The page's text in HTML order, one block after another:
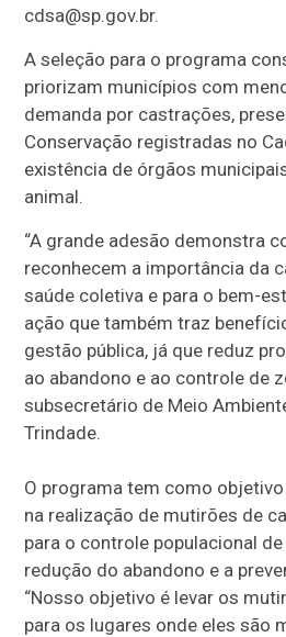
cdsa@sp.gov.br.
A seleção para o programa
priorizam municípios com
demanda por castrações,
Conservação registradas no
existência de órgãos
animal.
“A grande adesão demonstra
reconhecem a importância da
saúde coletiva e para o bem-
ação que também traz
gestão pública, já que reduz
ao abandono e ao controle de
subsecretário de Meio
Trindade.
O programa tem como
na realização de mutirões de
para o controle populacional
redução do abandono e a
“Nosso objetivo é levar os
para os lugares onde eles são